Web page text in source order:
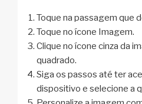
Toque na passagem que
Toque no ícone Imagem.
Clique no ícone cinza da
quadrado.
Siga os passos até ter
dispositivo e selecione a